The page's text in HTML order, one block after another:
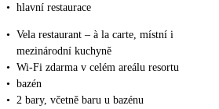
• hlavní restaurace
• Vela restaurant – à la carte, místní i
mezinárodní kuchyně
• Wi-Fi zdarma v celém areálu resortu
• bazén
•
2 bary, včetně baru u bazénu